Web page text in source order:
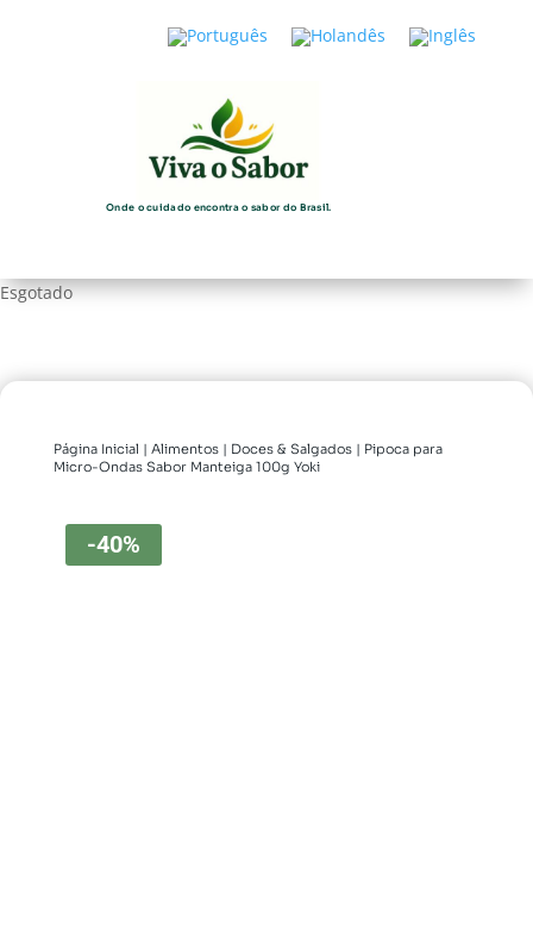
Onde o cuidado encontra o sabor do Brasil.
Esgotado
Página Inicial | Alimentos| Doces & Salgados| Pipoca para
Micro-Ondas Sabor Manteiga 100g Yoki
-40%